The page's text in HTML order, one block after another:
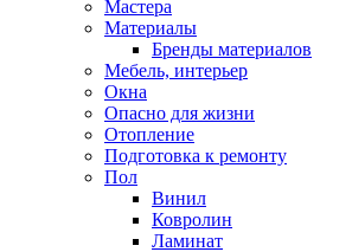
Мастера
Материалы
Бренды материалов
Мебель, интерьер
Окна
Опасно для жизни
Отопление
Подготовка к ремонту
Пол
Винил
Ковролин
Ламинат